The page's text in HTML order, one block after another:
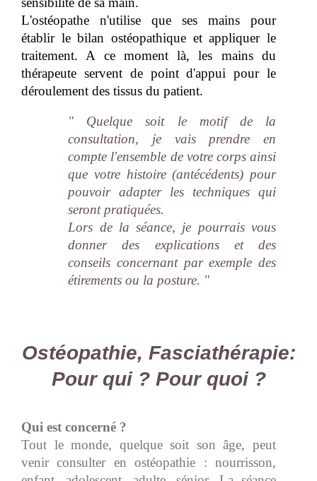
L'ostéopathe n'utilise que ses mains pour
établir le bilan ostéopathique et appliquer le
traitement. A ce moment là, les mains du
thérapeute servent de point d'appui pour le
déroulement des tissus du patient.
" Quelque soit le motif de la
consultation, je vais prendre en
compte l'ensemble de votre corps ainsi
que votre histoire (antécédents) pour
pouvoir adapter les techniques qui
seront pratiquées.
Lors de la séance, je pourrais vous
donner des explications et des
conseils concernant par exemple des
étirements ou la posture. "
Ostéopathie, Fasciathérapie:
Pour qui ? Pour quoi ?
Qui est concerné ?
Tout le monde, quelque soit son âge, peut
venir consulter en ostéopathie : nourrisson,